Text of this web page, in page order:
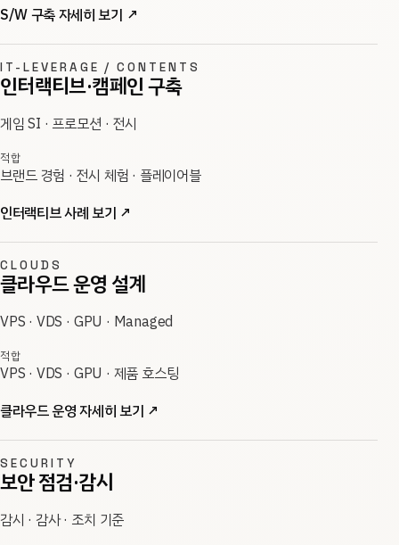
S/W 구축 자세히 보기 ↗
IT-LEVERAGE / CONTENTS
인터랙티브·캠페인 구축
게임 SI · 프로모션 · 전시
적합
브랜드 경험 · 전시 체험 · 플레이어블
인터랙티브 사례 보기 ↗
CLOUDS
클라우드 운영 설계
VPS · VDS · GPU · Managed
적합
VPS · VDS · GPU · 제품 호스팅
클라우드 운영 자세히 보기 ↗
SECURITY
보안 점검·감시
감시 · 감사 · 조치 기준